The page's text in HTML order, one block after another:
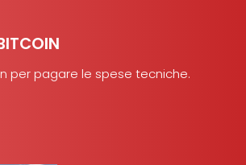
per pagare le spese tecniche.